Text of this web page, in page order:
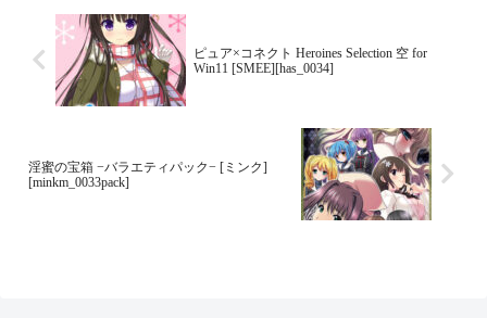
ピュア×コネクト Heroines Selection 空 for
Win11 [SMEE][has_0034]
淫蜜の宝箱 −バラエティパック− [ミンク]
[minkm_0033pack]